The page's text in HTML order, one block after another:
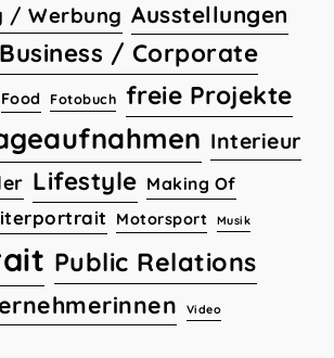
/ Werbung Ausstellungen
Business / Corporate
Food Fotobuch freie Projekte
Interieur
Lifestyle Making Of
Motorsport Musik
Public Relations
Video